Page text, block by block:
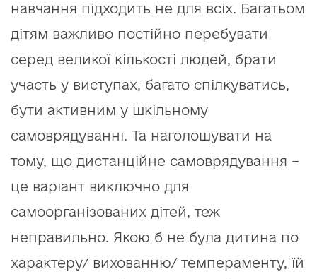
навчання підходить не для всіх. Багатьом
дітям важливо постійно перебувати
серед великої кількості людей, брати
участь у виступах, багато спілкуватись,
бути активним у шкільному
самоврядуванні. Та наголошувати на
тому, що дистанційне самоврядування –
це варіант виключно для
самоорганізованих дітей, теж
неправильно. Якою б не була дитина по
характеру/ вихованню/ темпераменту, їй